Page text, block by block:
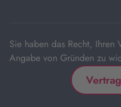
Sie haben das Recht, Ihren
Angabe von Gründen zu